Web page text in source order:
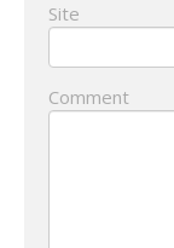
Site
Comment